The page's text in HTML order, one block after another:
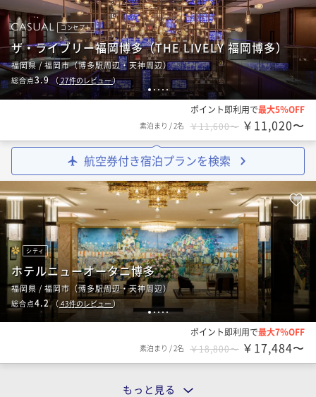
1 23 4 5
コンセプト
ザ・ライブリー福岡博多（THE LIVELY 福岡博多）
福岡県 / 福岡市（博多駅周辺・天神周辺）
総合点3.9 （ 27件のレビュー）
ポイント即利用で最大5％OFF
素泊まり /2名 ￥11,600〜 ￥11,020〜
航空券付き宿泊プランを検索
12345
シティ
ホテルニューオータニ博多
福岡県 / 福岡市（博多駅周辺・天神周辺）
総合点4.2（ 43件のレビュー）
ポイント即利用で最大7％OFF
素泊まり /2名 ￥18,800〜 ￥17,484〜
もっと見る